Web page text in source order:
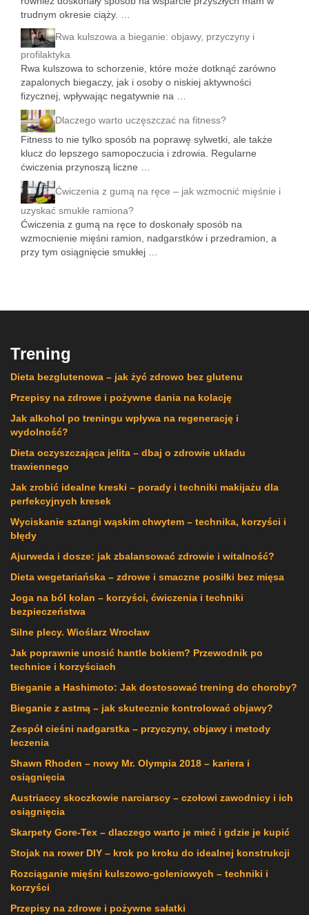
trudnym okresie ciąży. …
Rwa kulszowa a bieganie: objawy, przyczyny i
profilaktyka
Rwa kulszowa to schorzenie, które może dotknąć zarówno
zapalonych biegaczy, jak i osoby o niskiej aktywności
fizycznej, wpływając negatywnie na …
Dlaczego warto uczęszczać na fitness?
Fitness to nie tylko sposób na poprawę sylwetki, ale także
klucz do lepszego samopoczucia i zdrowia. Regularne
ćwiczenia przynoszą liczne …
Ćwiczenia z gumą na ręce – jak wzmocnić mięśnie i
uzyskać smukłe ramiona?
Ćwiczenia z gumą na ręce to doskonały sposób na
wzmocnienie mięśni ramion, nadgarstków i przedramion, a
przy tym osiągnięcie smukłej …
Trening
Dieta bezglutenowa – jak żyć zdrowo bez glutenu
Przepisy na zdrowe i pożywne dania na kolację
Jak alkohol po treningu wpływa na regenerację i
wydolność?
Dieta oczyszczająca jelita – dbaj o zdrowie układu
trawiennego
Jak zrobić idealne kreski – porady i techniki makijażu dla
perfekcyjnych kresek
Wyciskanie sztangi wąskim chwytem – technika, korzyści i
błędy
Ajurweda i dosze: jak zbalansować zdrowie i witalność?
Dieta wegetariańska – zdrowe i smaczne posiłki bez mięsa
Joga na ból kolan – korzyści, ćwiczenia i techniki
bezpieczeństwa
Silne plecy. Wioślarz Wrocław
Jak poprawnie unosić hantle bokiem? Przewodnik po
technice i korzyściach
Bieganie a Hashimoto: Jak dostosować trening do choroby?
Bieganie z astmą – jak skutecznie kontrolować objawy?
Zespół cieśni nadgarstka – przyczyny, objawy i metody
leczenia
Shawn Rhoden – nowy Mr. Olympia 2018 – kariera i
osiągnięcia
Austriaccy skoczkowie narciarscy – czołowi zawodnicy i ich
osiągnięcia
Skarpety Gore-Tex – dlaczego warto je mieć i gdzie je kupić
Stojak na rower DIY – krok po kroku do idealnej konstrukcji
Rozciąganie mięśni kulszowo-goleniowych – techniki i
korzyści
Przepisy na zdrowe i pożywne sałatki